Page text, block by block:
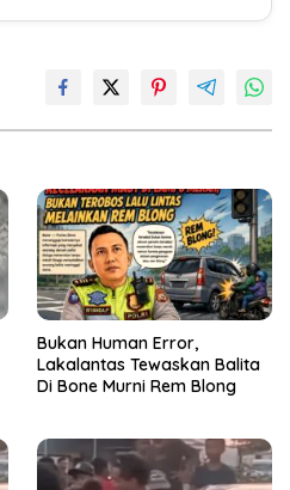
Bukan Human Error,
Lakalantas Tewaskan Balita
Di Bone Murni Rem Blong